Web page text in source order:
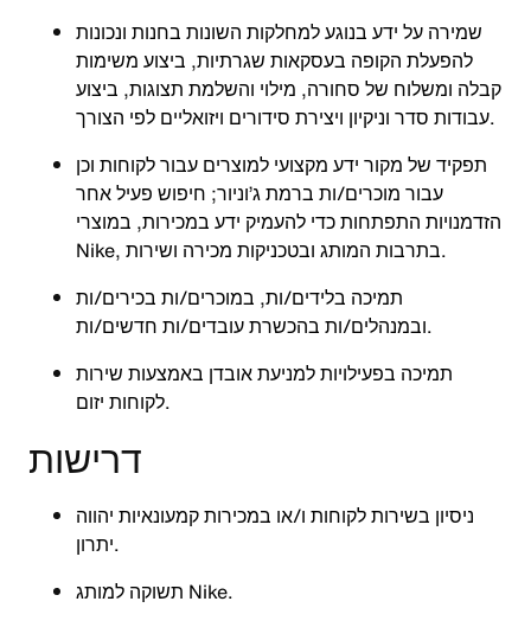
שמירה על ידע בנוגע למחלקות השונות בחנות ונכונות
להפעלת הקופה בעסקאות שגרתיות, ביצוע משימות
קבלה ומשלוח של סחורה, מילוי והשלמת תצוגות, ביצוע
עבודות סדר וניקיון ויצירת סידורים ויזואליים לפי הצורך.
תפקיד של מקור ידע מקצועי למוצרים עבור לקוחות וכן
עבור מוכרים/ות ברמת ג’וניור; חיפוש פעיל אחר
הזדמנויות התפתחות כדי להעמיק ידע במכירות, במוצרי
Nike, בתרבות המותג ובטכניקות מכירה ושירות.
תמיכה בלידים/ות, במוכרים/ות בכירים/ות
ובמנהלים/ות בהכשרת עובדים/ות חדשים/ות.
תמיכה בפעילויות למניעת אובדן באמצעות שירות
לקוחות יזום.
דרישות
ניסיון בשירות לקוחות ו/או במכירות קמעונאיות יהווה
יתרון.
תשוקה למותג Nike.